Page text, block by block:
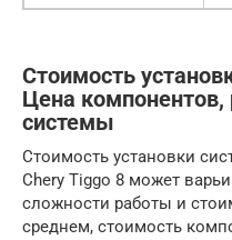
Стоимость
Цена
системы
Стоимость установки
Chery Tiggo 8 может
сложности работы и
среднем, стоимость